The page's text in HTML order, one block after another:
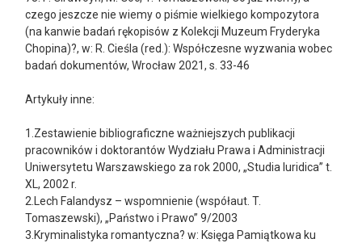
czego jeszcze nie wiemy o piśmie wielkiego kompozytora
(na kanwie badań rękopisów z Kolekcji Muzeum Fryderyka
Chopina)?, w: R. Cieśla (red.): Współczesne wyzwania wobec
badań dokumentów, Wrocław 2021, s. 33-46
Artykuły inne:
1.Zestawienie bibliograficzne ważniejszych publikacji
pracowników i doktorantów Wydziału Prawa i Administracji
Uniwersytetu Warszawskiego za rok 2000, „Studia Iuridica” t.
XL, 2002 r.
2.Lech Falandysz – wspomnienie (współaut. T.
Tomaszewski), „Państwo i Prawo” 9/2003
3.Kryminalistyka romantyczna? w: Księga Pamiątkowa ku